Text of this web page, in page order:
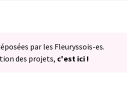
par les Fleuryssois-es.
des projets, c'est ici !